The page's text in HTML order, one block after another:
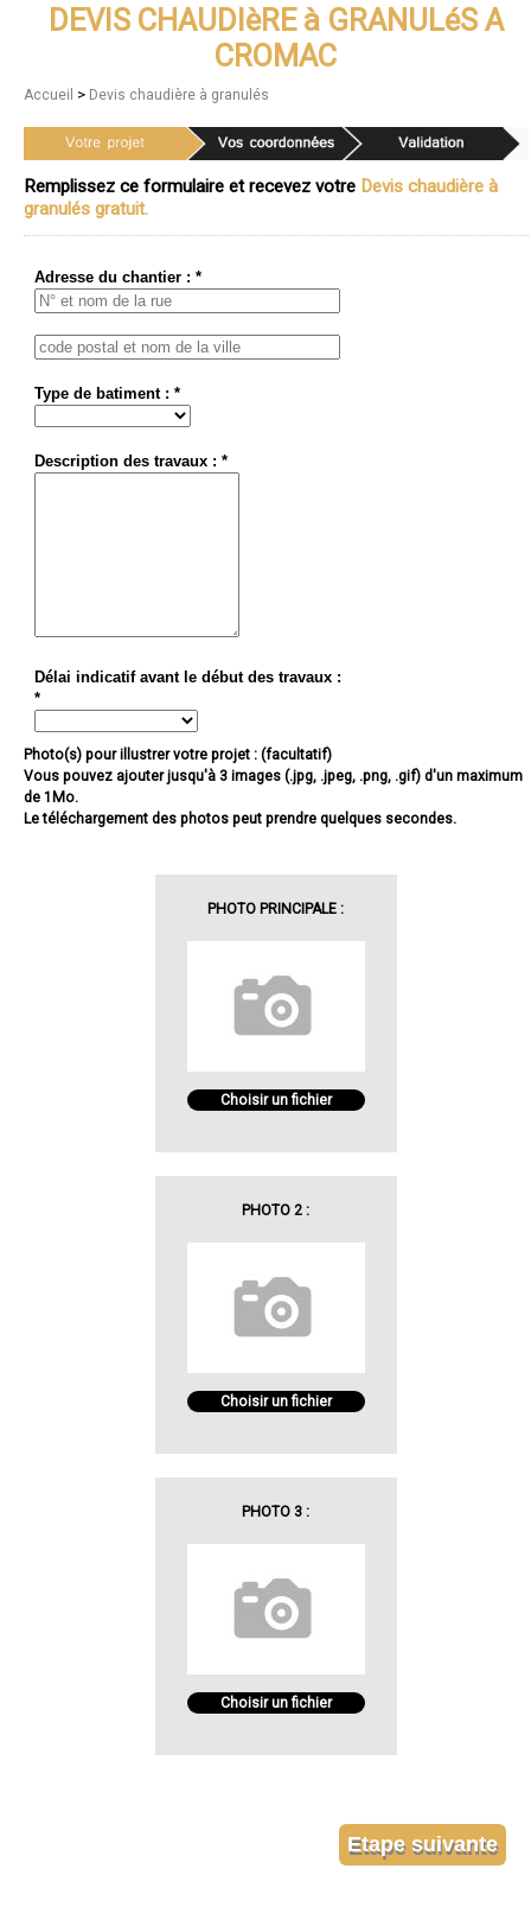
DEVIS CHAUDIèRE à GRANULéS A
CROMAC
Accueil > Devis chaudière à granulés
Remplissez ce formulaire et recevez votre Devis chaudière à
granulés gratuit.
Adresse du chantier : *
Type de batiment : *
Description des travaux : *
Délai indicatif avant le début des travaux :
*
Photo(s) pour illustrer votre projet : (facultatif)
Vous pouvez ajouter jusqu'à 3 images (.jpg, .jpeg, .png, .gif) d'un maximum
de 1Mo.
Le téléchargement des photos peut prendre quelques secondes.
PHOTO PRINCIPALE :
Choisir un fichier
PHOTO 2 :
Choisir un fichier
PHOTO 3 :
Choisir un fichier